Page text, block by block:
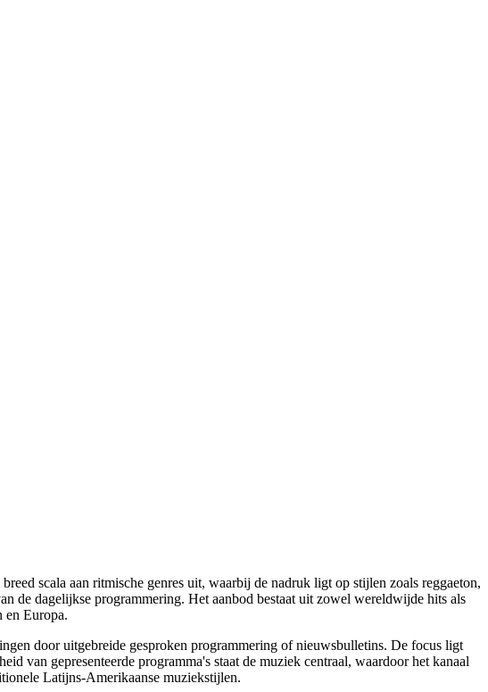
scala aan ritmische genres uit, waarbij de nadruk ligt op stijlen zoals reggaeton,
de dagelijkse programmering. Het aanbod bestaat uit zowel wereldwijde hits als
en Europa.
door uitgebreide gesproken programmering of nieuwsbulletins. De focus ligt
van gepresenteerde programma's staat de muziek centraal, waardoor het kanaal
Latijns-Amerikaanse muziekstijlen.